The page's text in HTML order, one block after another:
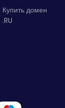
Купить домен
.RU